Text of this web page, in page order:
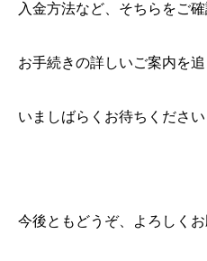
入金方法など、そちらをご確
お手続きの詳しいご案内を
いましばらくお待ちください
今後ともどうぞ、よろしくお